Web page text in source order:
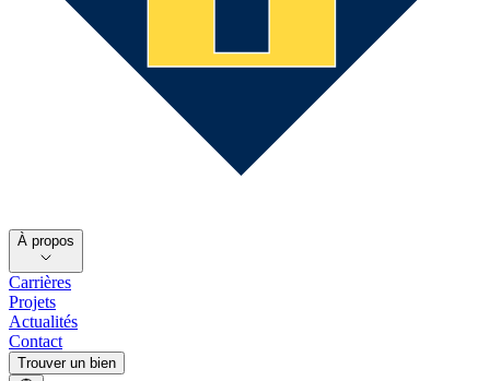
À propos
Carrières
Projets
Actualités
Contact
Trouver un bien